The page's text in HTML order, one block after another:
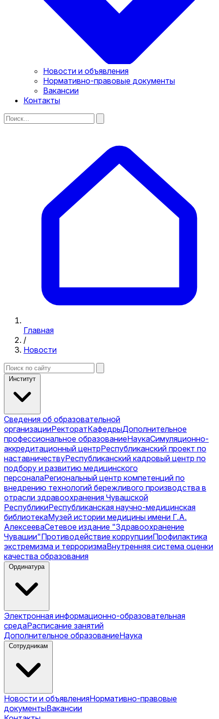
Новости и объявления
Нормативно-правовые документы
Вакансии
Контакты
Главная
/
Новости
Институт
Сведения об образовательной
организацииРекторатКафедрыДополнительное
профессиональное образованиеНаукаСимуляционно-
аккредитационный центрРеспубликанский проект по
наставничествуРеспубликанский кадровый центр по
подбору и развитию медицинского
персоналаРегиональный центр компетенций по
внедрению технологий бережливого производства в
отрасли здравоохранения Чувашской
РеспубликиРеспубликанская научно-медицинская
библиотекаМузей истории медицины имени Г.А.
АлексееваСетевое издание "Здравоохранение
Чувашии"Противодействие коррупцииПрофилактика
экстремизма и терроризмаВнутренняя система оценки
качества образования
Ординатура
Электронная информационно-образовательная
средаРасписание занятий
Дополнительное образованиеНаука
Сотрудникам
Новости и объявленияНормативно-правовые
документыВакансии